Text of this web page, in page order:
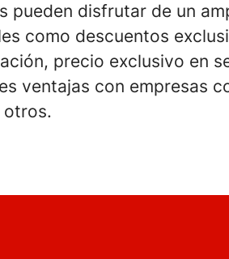
pueden disfrutar de un
como descuentos
precio exclusivo en
ventajas con empresas
otros.